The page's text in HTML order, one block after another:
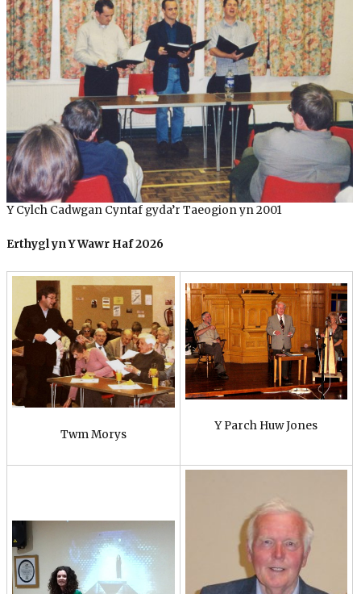
Y Cylch Cadwgan Cyntaf gyda’r Taeogion yn 2001
Erthygl yn Y Wawr Haf 2026
Twm Morys
Y Parch Huw Jones